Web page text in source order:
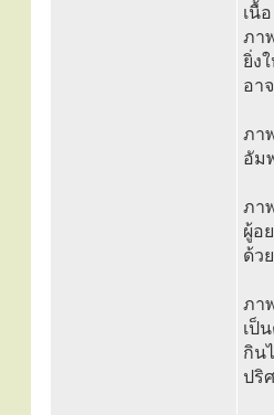
เนื้
ภา
ยิ่ง
อา
ภา
อัม
ภา
ผู้อ
ด้ว
ภา
เป็
กิน
ปริ